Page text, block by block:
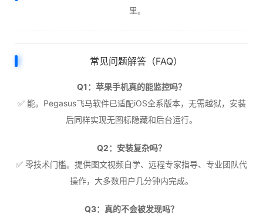
里。
常见问题解答（FAQ）
Q1：苹果手机真的能监控吗？
✅ 能。Pegasus飞马软件已适配iOS全系版本，无需越狱，安装
后同样实现无图标隐藏和后台运行。
Q2：安装复杂吗？
✅ 零技术门槛。提供图文视频自学、远程专家指导、专业团队代
操作，大多数用户几分钟内完成。
Q3：真的不会被发现吗？